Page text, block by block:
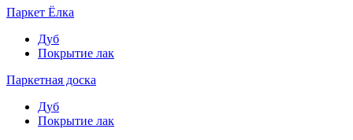
Паркет Ёлка
Дуб
Покрытие лак
Паркетная доска
Дуб
Покрытие лак